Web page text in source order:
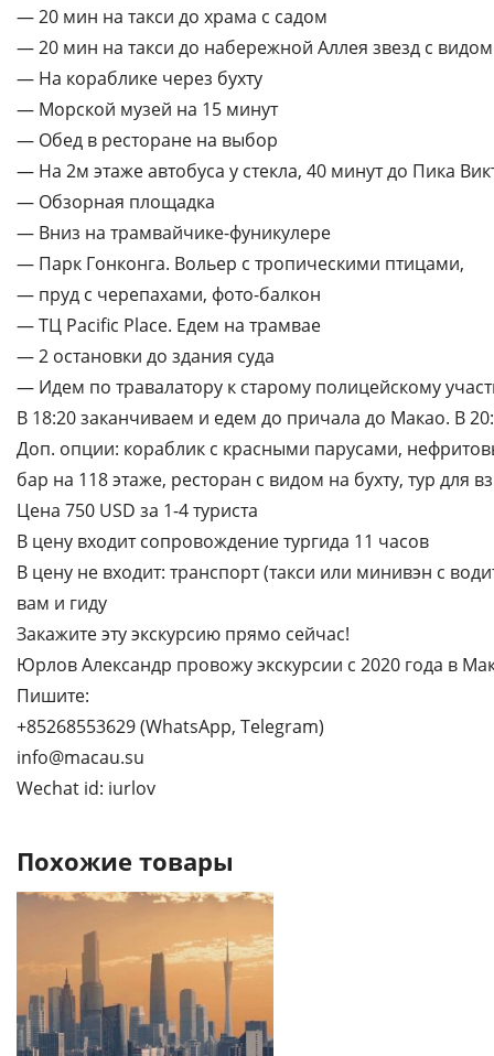
— 20 мин на такси до храма с садом
— 20 мин на такси до набережной Аллея звезд с
— На кораблике через бухту
— Морской музей на 15 минут
— Обед в ресторане на выбор
— На 2м этаже автобуса у стекла, 40 минут до Пика
— Обзорная площадка
— Вниз на трамвайчике-фуникулере
— Парк Гонконга. Вольер с тропическими птицами,
— пруд с черепахами, фото-балкон
— ТЦ Pacific Place. Едем на трамвае
— 2 остановки до здания суда
— Идем по травалатору к старому полицейскому
В 18:20 заканчиваем и едем до причала до Макао. В
Доп. опции: кораблик с красными парусами,
бар на 118 этаже, ресторан с видом на бухту, тур для
Цена 750 USD за 1-4 туриста
В цену входит сопровождение тургида 11 часов
В цену не входит: транспорт (такси или минивэн с
вам и гиду
Закажите эту экскурсию прямо сейчас!
Юрлов Александр провожу экскурсии с 2020 года в
Пишите:
+85268553629 (WhatsApp, Telegram)
info@macau.su
Wechat id: iurlov
Похожие товары